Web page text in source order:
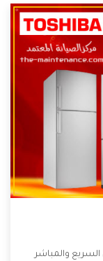
والمباشر